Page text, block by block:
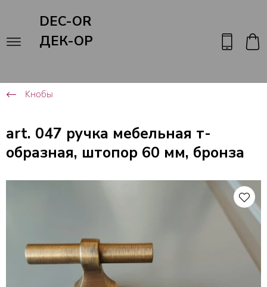
DEC-OR
ДЕК-ОР
Кнобы
art. 047 ручка мебельная т-
образная, штопор 60 мм, бронза